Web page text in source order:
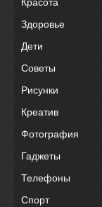
Красота
Здоровье
Дети
Советы
Рисунки
Креатив
Фотография
Гаджеты
Телефоны
Спорт